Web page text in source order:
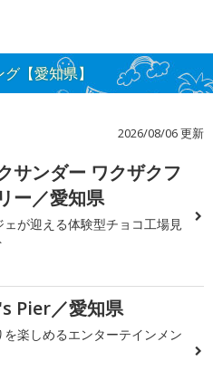
【愛知県】
2026/08/06 更新
サンダー ワクザクフ
ー／愛知県
ェが迎える体験型チョコ工場見
Pier／愛知県
を楽しめるエンターテインメン